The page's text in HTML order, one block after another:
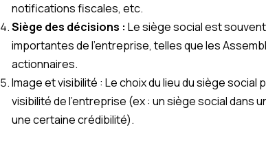
notifications fiscales, etc.
Siège des décisions : Le siège social est
importantes de l'entreprise, telles que les
actionnaires.
Image et visibilité : Le choix du lieu du siège
visibilité de l'entreprise (ex : un siège social dans
une certaine crédibilité).